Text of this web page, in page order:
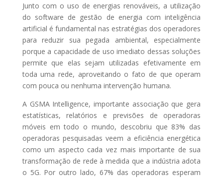
Junto com o uso de energias renováveis, a utilização
do software de gestão de energia com inteligência
artificial é fundamental nas estratégias dos operadores
para reduzir sua pegada ambiental, especialmente
porque a capacidade de uso imediato dessas soluções
permite que elas sejam utilizadas efetivamente em
toda uma rede, aproveitando o fato de que operam
com pouca ou nenhuma intervenção humana.
A GSMA Intelligence, importante associação que gera
estatísticas, relatórios e previsões de operadoras
móveis em todo o mundo, descobriu que 83% das
operadoras pesquisadas veem a eficiência energética
como um aspecto cada vez mais importante de sua
transformação de rede à medida que a indústria adota
o 5G. Por outro lado, 67% das operadoras esperam